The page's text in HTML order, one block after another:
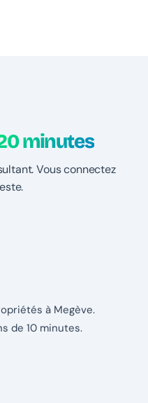
minutes
Vous connectez
à Megève.
de 10 minutes.